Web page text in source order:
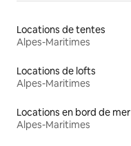
Locations de tentes
Alpes-Maritimes
Locations de lofts
Alpes-Maritimes
Locations en bord de mer
Alpes-Maritimes